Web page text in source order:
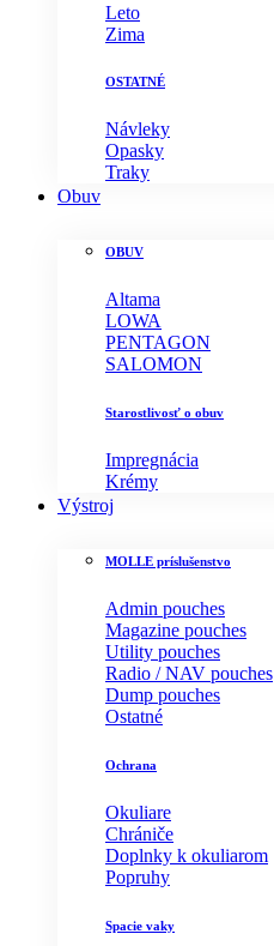
Leto
Zima
OSTATNÉ
Návleky
Opasky
Traky
Obuv
OBUV
Altama
LOWA
PENTAGON
SALOMON
Starostlivosť o obuv
Impregnácia
Krémy
Výstroj
MOLLE príslušenstvo
Admin pouches
Magazine pouches
Utility pouches
Radio / NAV pouches
Dump pouches
Ostatné
Ochrana
Okuliare
Chrániče
Doplnky k okuliarom
Popruhy
Spacie vaky